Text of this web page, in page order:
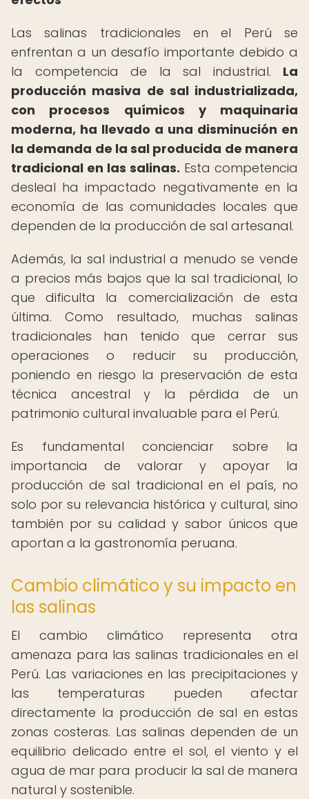
Las salinas tradicionales en el Perú se
enfrentan a un desafío importante debido a
la competencia de la sal industrial. La
producción masiva de sal industrializada,
con procesos químicos y maquinaria
moderna, ha llevado a una disminución en
la demanda de la sal producida de manera
tradicional en las salinas. Esta competencia
desleal ha impactado negativamente en la
economía de las comunidades locales que
dependen de la producción de sal artesanal.
Además, la sal industrial a menudo se vende
a precios más bajos que la sal tradicional, lo
que dificulta la comercialización de esta
última. Como resultado, muchas salinas
tradicionales han tenido que cerrar sus
operaciones o reducir su producción,
poniendo en riesgo la preservación de esta
técnica ancestral y la pérdida de un
patrimonio cultural invaluable para el Perú.
Es fundamental concienciar sobre la
importancia de valorar y apoyar la
producción de sal tradicional en el país, no
solo por su relevancia histórica y cultural, sino
también por su calidad y sabor únicos que
aportan a la gastronomía peruana.
Cambio climático y su impacto en
las salinas
El cambio climático representa otra
amenaza para las salinas tradicionales en el
Perú. Las variaciones en las precipitaciones y
las temperaturas pueden afectar
directamente la producción de sal en estas
zonas costeras. Las salinas dependen de un
equilibrio delicado entre el sol, el viento y el
agua de mar para producir la sal de manera
natural y sostenible.